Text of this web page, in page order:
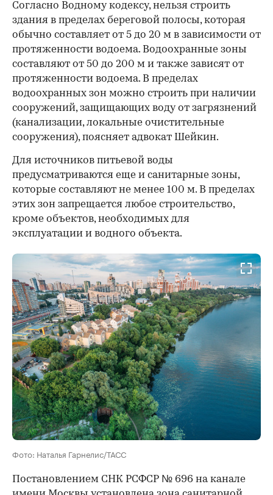
Согласно Водному кодексу, нельзя строить
здания в пределах береговой полосы, которая
обычно составляет от 5 до 20 м в зависимости от
протяженности водоема. Водоохранные зоны
составляют от 50 до 200 м и также зависят от
протяженности водоема. В пределах
водоохранных зон можно строить при наличии
сооружений, защищающих воду от загрязнений
(канализации, локальные очистительные
сооружения), поясняет адвокат Шейкин.
Для источников питьевой воды
предусматриваются еще и санитарные зоны,
которые составляют не менее 100 м. В пределах
этих зон запрещается любое строительство,
кроме объектов, необходимых для
эксплуатации и водного объекта.
Фото: Наталья Гарнелис/ТАСС
Постановлением СНК РСФСР № 696 на канале